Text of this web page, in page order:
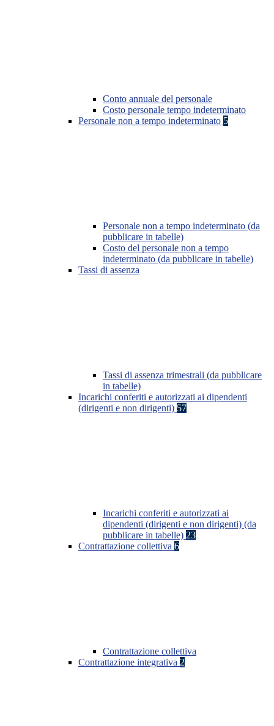
Conto annuale del personale
Costo personale tempo indeterminato
Personale non a tempo indeterminato 5
Personale non a tempo indeterminato (da
pubblicare in tabelle)
Costo del personale non a tempo
indeterminato (da pubblicare in tabelle)
Tassi di assenza
Tassi di assenza trimestrali (da pubblicare
in tabelle)
Incarichi conferiti e autorizzati ai dipendenti
(dirigenti e non dirigenti) 57
Incarichi conferiti e autorizzati ai
dipendenti (dirigenti e non dirigenti) (da
pubblicare in tabelle) 23
Contrattazione collettiva 6
Contrattazione collettiva
Contrattazione integrativa 2